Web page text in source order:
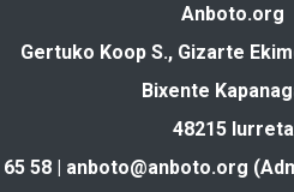
Anboto.org
Gertuko Koop S., Gizarte
Bixente
48215 Iurreta
58 | anboto@anboto.org